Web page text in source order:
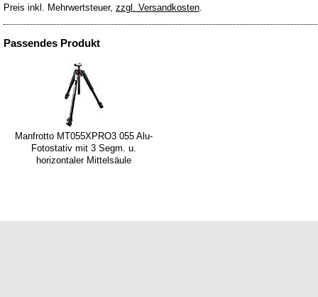
Preis inkl. Mehrwertsteuer, zzgl. Versandkosten
Passendes Produkt
Manfrotto MT055XPRO3 055 Alu-
Fotostativ mit 3 Segm. u.
horizontaler Mittelsäule